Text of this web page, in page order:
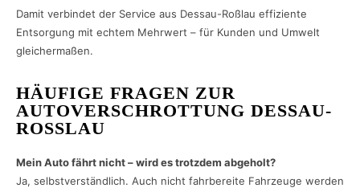
Damit verbindet der Service aus Dessau-Roßlau effiziente
Entsorgung mit echtem Mehrwert – für Kunden und Umwelt
gleichermaßen.
HÄUFIGE FRAGEN ZUR
AUTOVERSCHROTTUNG DESSAU-
ROSSLAU
Mein Auto fährt nicht – wird es trotzdem abgeholt?
Ja, selbstverständlich. Auch nicht fahrbereite Fahrzeuge werden